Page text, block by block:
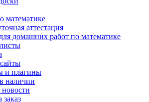
математике
аттестация
домашних работ по математике
и плагины
наличии